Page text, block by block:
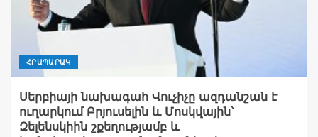
ՀՐԱՊԱՐԱԿ
Սերբիայի նախագահ Վուչիչը ազդանշան է
ուղարկում Բրյուսելին և Մոսկվային՝
Զելենսկիին շքեղությամբ և